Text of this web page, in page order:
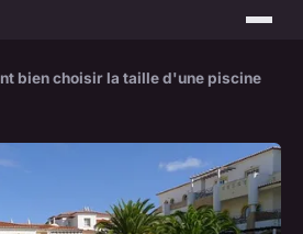
bien choisir la taille d'une piscine